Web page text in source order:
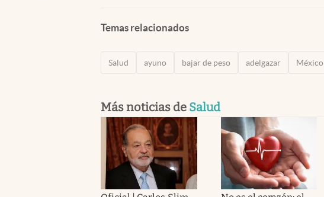
Temas relacionados
Salud ayuno bajar de peso adelgazar México
Más noticias de Salud